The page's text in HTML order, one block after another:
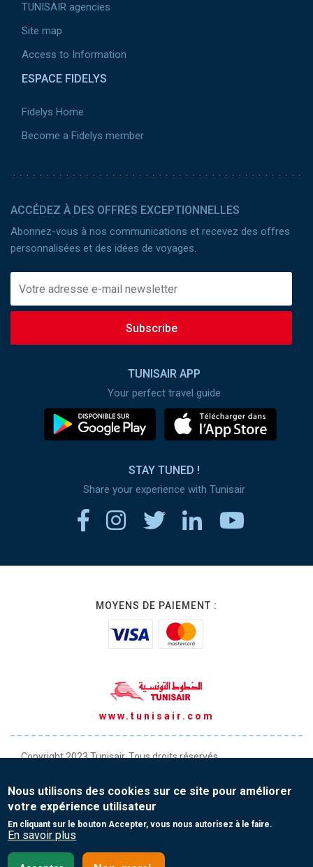
TUNISAIR agencies
Site map
Access to Information
ESPACE FIDELYS
Fidelys Home
Become a Fidelys member
ACCÉDEZ À DES OFFRES EXCEPTIONNELLES
Abonnez-vous à nos communications et recevez des offres
personnalisées et des idées de voyages.
Subscribe
TUNISAIR APP
Your perfect travel guide
STAY TUNED !
Share your experience with Tunisair
MOYENS DE PAIEMENT :
www.tunisair.com
Copyright 2023 Tunisair. Tous droits réservés
Conditions générales de Vente
Protection de vos données personnelles
Nous utilisons des cookies sur ce site pour améliorer
votre expérience utilisateur
En cliquant sur le bouton Accepter, vous nous autorisez à le faire.
En savoir plus